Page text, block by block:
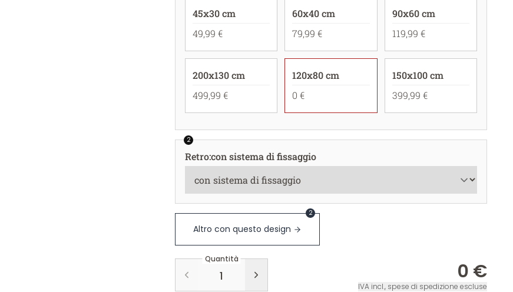
45x30 cm
49,99 €
60x40 cm
79,99 €
90x60 cm
119,99 €
200x130 cm
499,99 €
120x80 cm
0 €
150x100 cm
399,99 €
2
Retro:con sistema di fissaggio
Altro con questo design
2
Quantità
0 €
IVA incl., spese di spedizione escluse